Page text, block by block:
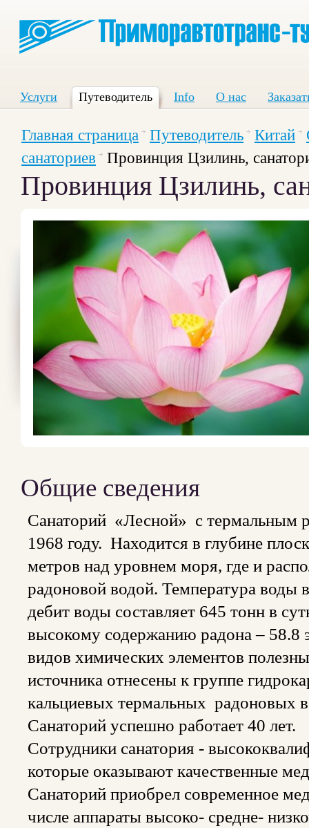
Услуги Путеводитель Info О нас
Главная страница Путеводитель Китай
санаториев
Провинция Цзилинь,
Провинция Цзилинь,
Общие сведения
Санаторий «Лесной» с термальным
1968 году. Находится в глубине
метров над уровнем моря, где и
радоновой водой. Температура воды
дебит воды составляет 645 тонн в
высокому содержанию радона – 58.8
видов химических элементов
источника отнесены к группе
кальциевых термальных радоновых
Санаторий успешно работает 40 лет.
Сотрудники санатория -
которые оказывают качественные
Санаторий приобрел современное
числе аппараты высоко- средне-